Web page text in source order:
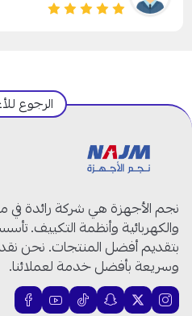
الرجوع
نجم الأجهزة هي شركة رائدة في
بتقديم أفضل المنتجات. نحن
وسريعة بأفضل خدمة لعملائنا.